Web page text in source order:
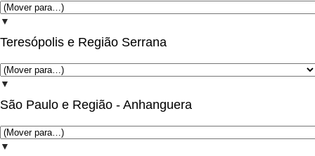
▼
Teresópolis e Região Serrana
▼
São Paulo e Região - Anhanguera
▼